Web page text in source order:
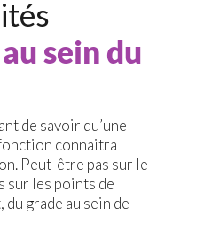
au sein du
de savoir qu’une
connaitra
Peut-être pas sur le
sur les points de
du grade au sein de